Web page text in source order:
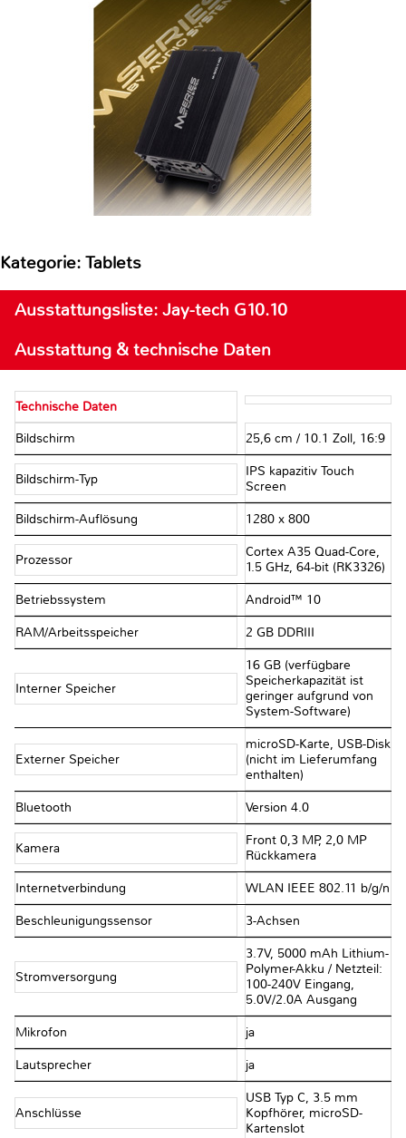
Kategorie: Tablets
Ausstattungsliste: Jay-tech G10.10
Ausstattung & technische Daten
Technische Daten
Bildschirm 25,6 cm / 10.1 Zoll, 16:9
Bildschirm-Typ
IPS kapazitiv Touch
Screen
Bildschirm-Auflösung 1280 x 800
Prozessor
Cortex A35 Quad-Core,
1.5 GHz, 64-bit (RK3326)
Betriebssystem Android™ 10
RAM/Arbeitsspeicher 2 GB DDRIII
Interner Speicher
16 GB (verfügbare
Speicherkapazität ist
geringer aufgrund von
System-Software)
Externer Speicher
microSD-Karte, USB-Disk
(nicht im Lieferumfang
enthalten)
Bluetooth Version 4.0
Kamera
Front 0,3 MP, 2,0 MP
Rückkamera
Internetverbindung WLAN IEEE 802.11 b/g/n
Beschleunigungssensor 3-Achsen
Stromversorgung
3.7V, 5000 mAh Lithium-
Polymer-Akku / Netzteil:
100-240V Eingang,
5.0V/2.0A Ausgang
Mikrofon ja
Lautsprecher ja
Anschlüsse
USB Typ C, 3.5 mm
Kopfhörer, microSD-
Kartenslot